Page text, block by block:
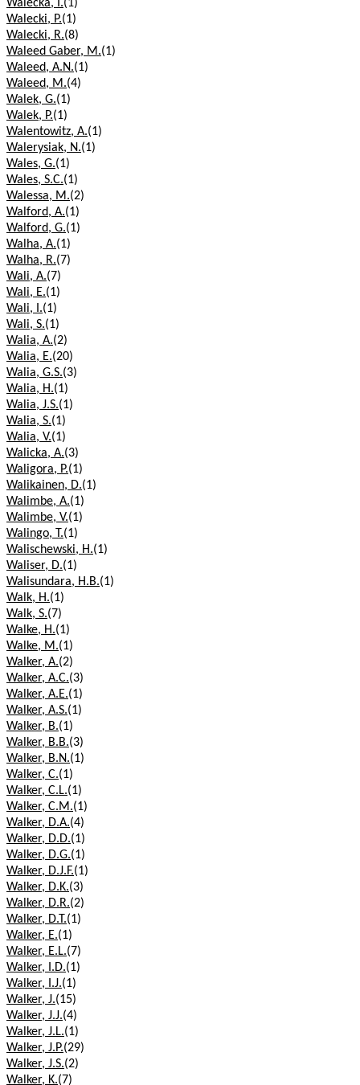
Walecka, I.(1)
Walecki, P.(1)
Walecki, R.(8)
Waleed Gaber, M.(1)
Waleed, A.N.(1)
Waleed, M.(4)
Walek, G.(1)
Walek, P.(1)
Walentowitz, A.(1)
Walerysiak, N.(1)
Wales, G.(1)
Wales, S.C.(1)
Walessa, M.(2)
Walford, A.(1)
Walford, G.(1)
Walha, A.(1)
Walha, R.(7)
Wali, A.(7)
Wali, E.(1)
Wali, I.(1)
Wali, S.(1)
Walia, A.(2)
Walia, E.(20)
Walia, G.S.(3)
Walia, H.(1)
Walia, J.S.(1)
Walia, S.(1)
Walia, V.(1)
Walicka, A.(3)
Waligora, P.(1)
Walikainen, D.(1)
Walimbe, A.(1)
Walimbe, V.(1)
Walingo, T.(1)
Walischewski, H.(1)
Waliser, D.(1)
Walisundara, H.B.(1)
Walk, H.(1)
Walk, S.(7)
Walke, H.(1)
Walke, M.(1)
Walker, A.(2)
Walker, A.C.(3)
Walker, A.E.(1)
Walker, A.S.(1)
Walker, B.(1)
Walker, B.B.(3)
Walker, B.N.(1)
Walker, C.(1)
Walker, C.L.(1)
Walker, C.M.(1)
Walker, D.A.(4)
Walker, D.D.(1)
Walker, D.G.(1)
Walker, D.J.F.(1)
Walker, D.K.(3)
Walker, D.R.(2)
Walker, D.T.(1)
Walker, E.(1)
Walker, E.L.(7)
Walker, I.D.(1)
Walker, I.J.(1)
Walker, J.(15)
Walker, J.J.(4)
Walker, J.L.(1)
Walker, J.P.(29)
Walker, J.S.(2)
Walker, K.(7)